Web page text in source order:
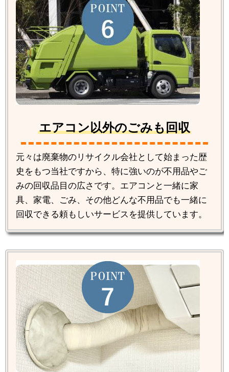
エアコン以外のごみも回収
元々は廃棄物のリサイクル会社として始まった歴
史をもつ当社ですから、特に強いのが不用品やご
みの回収品目の広さです。エアコンと一緒に家
具、家電、ごみ、その他どんな不用品でも一緒に
回収できる頼もしいサービスを提供しています。